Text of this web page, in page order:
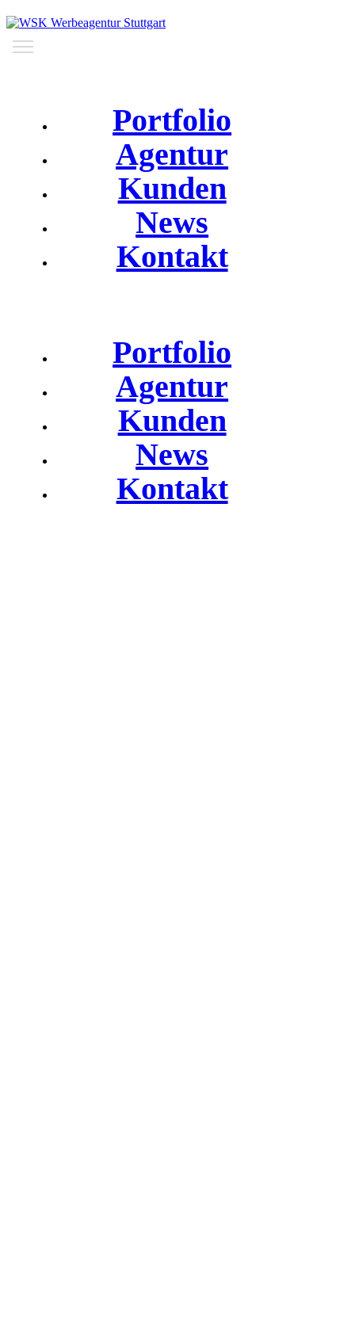
Portfolio
Agentur
Kunden
News
Kontakt
Portfolio
Agentur
Kunden
News
Kontakt